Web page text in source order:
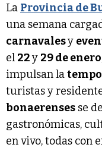
La Provincia de
una semana
carnavalesy
el 22y 29 de enero
impulsan la
turistas y
bonaerenses se
gastronómicas,
en vivo, todas con